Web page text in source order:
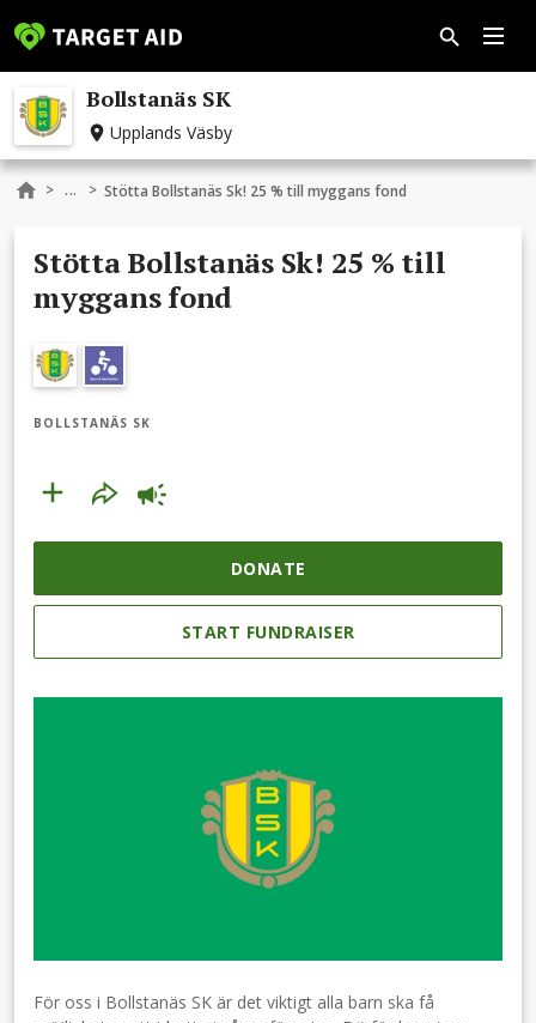
Bollstanäs SK
Upplands Väsby
> ... > Stötta Bollstanäs Sk! 25 % till myggans fond
Stötta Bollstanäs Sk! 25 % till
myggans fond
BOLLSTANÄS SK
DONATE
START FUNDRAISER
För oss i Bollstanäs SK är det viktigt alla barn ska få